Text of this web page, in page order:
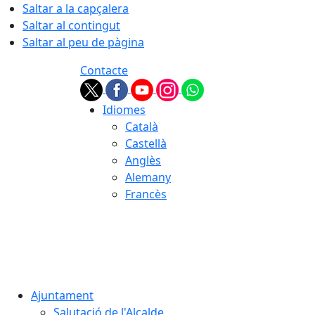
Saltar a la capçalera
Saltar al contingut
Saltar al peu de pàgina
Contacte
Idiomes
Català
Castellà
Anglès
Alemany
Francès
Ajuntament